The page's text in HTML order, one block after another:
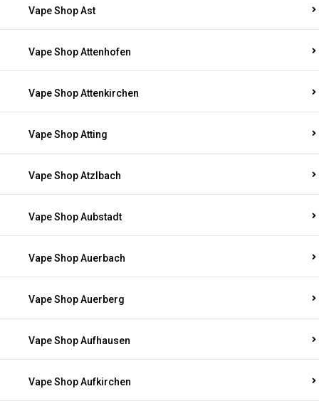
Vape Shop Ast
Vape Shop Attenhofen
Vape Shop Attenkirchen
Vape Shop Atting
Vape Shop Atzlbach
Vape Shop Aubstadt
Vape Shop Auerbach
Vape Shop Auerberg
Vape Shop Aufhausen
Vape Shop Aufkirchen